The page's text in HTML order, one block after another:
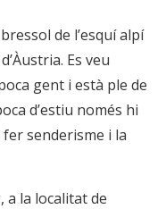
de l’esquí alpí
Es veu
gent i està ple de
d’estiu només hi
senderisme i la
a la localitat de